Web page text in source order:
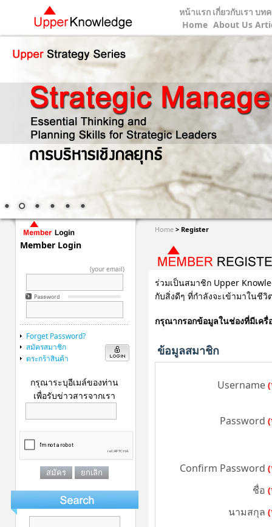
หน้าแรก
Home
เกี่ยวกับเรา
About Us
บท
Member Login
(your email)
Forget Password?
สมัครสมาชิก
ตระกร้าสินค้า
กรุณาระบุอีเมล์ของท่าน
เพื่อรับข่าวสารจากเรา
Home > Register
ร่วมเป็นสมาชิก Upper
กับสิ่งดีๆ ที่กำลังจะเข้ามาในชี
กรุณากรอกข้อมูลในช่องที่มีเครื่
ข้อมูลสมาชิก
Username
Password
Confirm Password
ชื่อ
นามสกุล